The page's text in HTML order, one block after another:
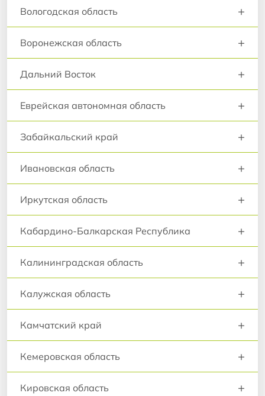
Вологодская область +
Воронежская область +
Дальний Восток +
Еврейская автономная область +
Забайкальский край +
Ивановская область +
Иркутская область +
Кабардино-Балкарская Республика +
Калининградская область +
Калужская область +
Камчатский край +
Кемеровская область +
Кировская область +